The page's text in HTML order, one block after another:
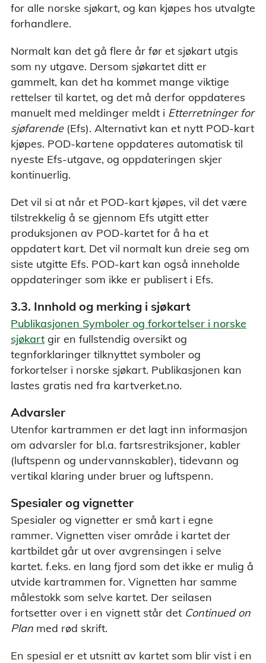
for alle norske sjøkart, og kan kjøpes hos utvalgte
forhandlere.
Normalt kan det gå flere år før et sjøkart utgis
som ny utgave. Dersom sjøkartet ditt er
gammelt, kan det ha kommet mange viktige
rettelser til kartet, og det må derfor oppdateres
manuelt med meldinger meldt i Etterretninger for
sjøfarende(Efs). Alternativt kan et nytt POD-kart
kjøpes. POD-kartene oppdateres automatisk til
nyeste Efs-utgave, og oppdateringen skjer
kontinuerlig.
Det vil si at når et POD-kart kjøpes, vil det være
tilstrekkelig å se gjennom Efs utgitt etter
produksjonen av POD-kartet for å ha et
oppdatert kart. Det vil normalt kun dreie seg om
siste utgitte Efs. POD-kart kan også inneholde
oppdateringer som ikke er publisert i Efs.
3.3. Innhold og merking i sjøkart
Publikasjonen Symboler og forkortelser i norske
sjøkart gir en fullstendig oversikt og
tegnforklaringer tilknyttet symboler og
forkortelser i norske sjøkart. Publikasjonen kan
lastes gratis ned fra kartverket.no.
Advarsler
Utenfor kartrammen er det lagt inn informasjon
om advarsler for bl.a. fartsrestriksjoner, kabler
(luftspenn og undervannskabler), tidevann og
vertikal klaring under bruer og luftspenn.
Spesialer og vignetter
Spesialer og vignetter er små kart i egne
rammer. Vignetten viser område i kartet der
kartbildet går ut over avgrensingen i selve
kartet. f.eks. en lang fjord som det ikke er mulig å
utvide kartrammen for. Vignetten har samme
målestokk som selve kartet. Der seilasen
fortsetter over i en vignett står det Continued on
Plan med rød skrift.
En spesial er et utsnitt av kartet som blir vist i en